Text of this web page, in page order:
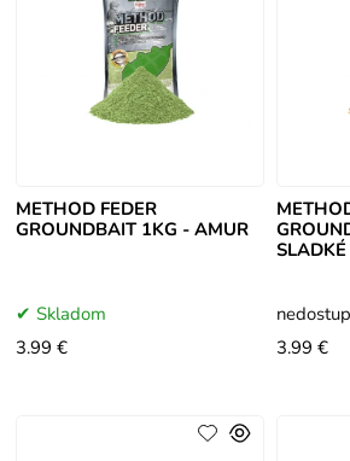
METHOD FEDER
GROUNDBAIT 1KG - AMUR
Skladom
3.99 €
3.99 €